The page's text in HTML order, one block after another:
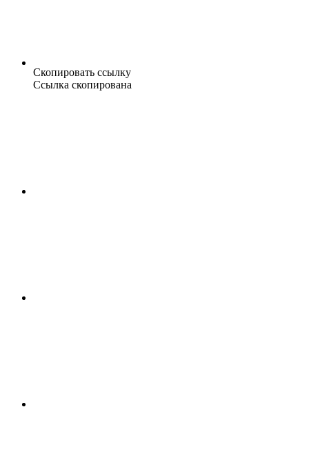
Скопировать ссылку
Ссылка скопирована